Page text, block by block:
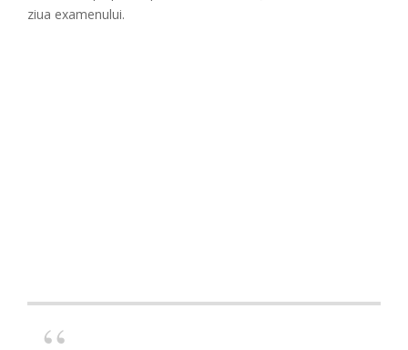
ziua examenului.